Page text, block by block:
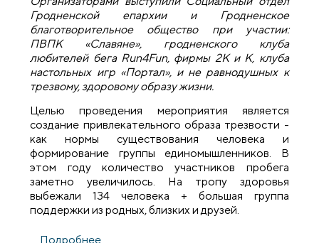
Гродненской епархии и Гродненское
благотворительное общество при участии:
ПВПК «Славяне», гродненского клуба
любителей бега Run4Fun, фирмы 2К и К, клуба
настольных игр «Портал», и не равнодушных к
трезвому, здоровому образу жизни.
Целью проведения мероприятия является
создание привлекательного образа трезвости -
как нормы существования человека и
формирование группы единомышленников. В
этом году количество участников пробега
заметно увеличилось. На тропу здоровья
выбежали 134 человека + большая группа
поддержки из родных, близких и друзей.
Подробнее